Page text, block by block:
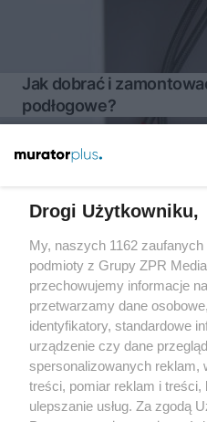
Jak dobrać i
podłogowe?
Żaden utwór zamieszczony w
rozpowszechniany lub dalej
(w tym także elektroniczny lub
eksploatacji w jakiejkolwiek formie,
Internecie bez pisemnej zgody
lub wykorzystanie utworów w
prawa, tzn. bez właściwej zgody,
może być ścigane prawnie.
Drogi Użytkowniku,
My, naszych 1162
podmioty z Grupy ZPR
przechowujemy informacje
przetwarzamy dane
identyfikatory, standardowe
urządzenie czy dane
spersonalizowanych reklam,
treści, pomiar reklam i treści,
ulepszanie usług. Za zgodą